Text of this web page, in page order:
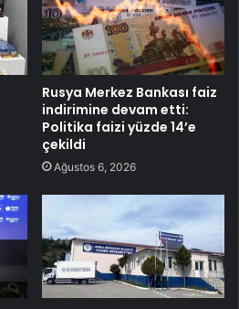
Rusya Merkez Bankası faiz
indirimine devam etti:
Politika faizi yüzde 14’e
çekildi
Ağustos 6, 2026